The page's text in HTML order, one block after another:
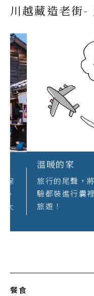
川越藏造老街-
溫暖的家
旅行的尾聲，將沿
驗都裝進行囊裡，
旅遊！
餐食